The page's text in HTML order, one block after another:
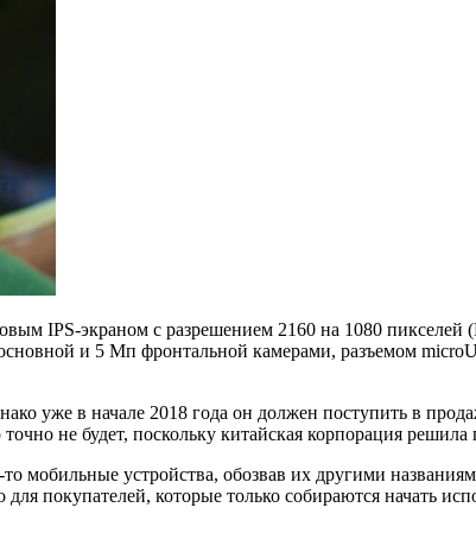
IPS-экраном с разрешением 2160 на 1080
и 5 Мп фронтальной камерами, разъемом
уже в начале 2018 года он должен поступить в
не будет, поскольку китайская корпорация
мобильные устройства, обозвав их другими
покупателей, которые только собираются начать